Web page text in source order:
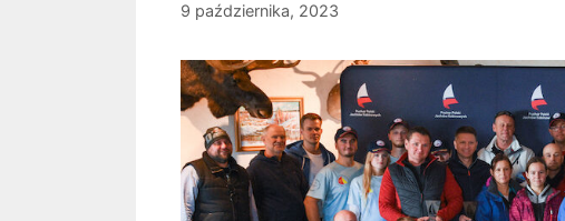
9 października, 2023